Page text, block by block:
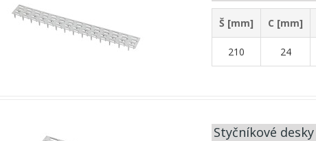
Š [mm] C [mm]
210 24
Styčníkové desky